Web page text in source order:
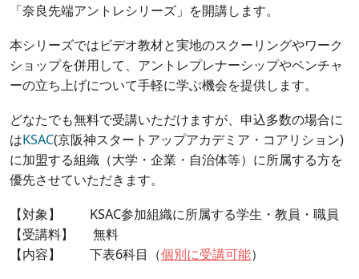
「奈良先端アントレシリーズ」を開講します。
本シリーズではビデオ教材と実地のスクーリングやワーク
ショップを併用して、アントレプレナーシップやベンチャ
ーの立ち上げについて手軽に学ぶ機会を提供します。
どなたでも無料で受講いただけますが、申込多数の場合に
はKSAC(京阪神スタートアップアカデミア・コアリション)
に加盟する組織（大学・企業・自治体等）に所属する方を
優先させていただきます。
【対象】
KSAC参加組織に所属する学生・教員・職員
【受講料】
無料
【内容】
下表6科目（個別に受講可能）